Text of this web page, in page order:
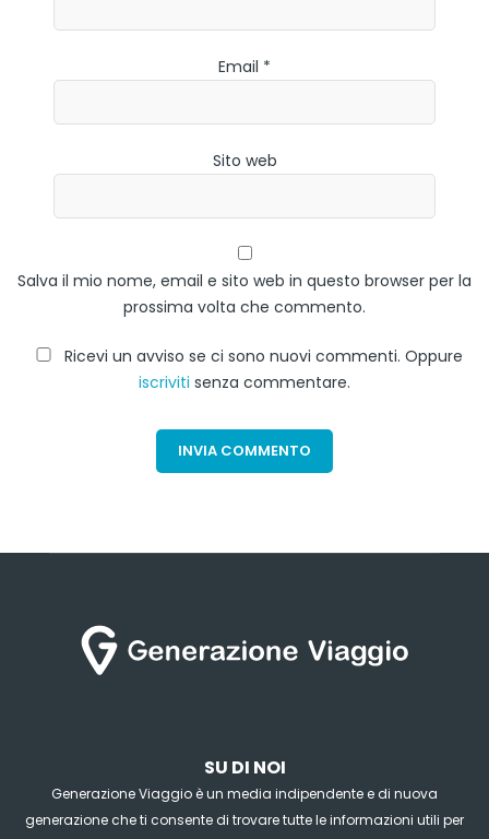
Email *
Sito web
Salva il mio nome, email e sito web in questo browser per la
prossima volta che commento.
Ricevi un avviso se ci sono nuovi commenti. Oppure
iscriviti senza commentare.
SU DI NOI
Generazione Viaggio è un media indipendente e di nuova
generazione che ti consente di trovare tutte le informazioni utili per